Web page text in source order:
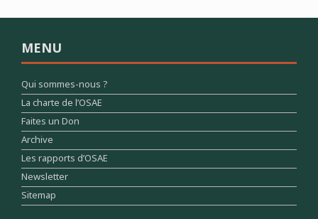
MENU
Qui sommes-nous ?
La charte de l’OSAE
Faites un Don
Archive
Les rapports d’OSAE
Newsletter
Sitemap